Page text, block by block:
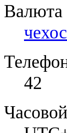
Валюта
42